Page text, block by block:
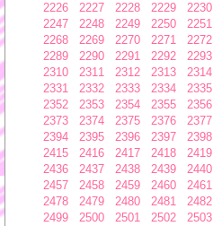
2226
2227 2228 2229 2230
2247
2248 2249 2250 2251
2268
2269 2270 2271 2272
2289
2290 2291 2292 2293
2310
2311 2312 2313 2314
2331
2332 2333 2334 2335
2352
2353 2354 2355 2356
2373
2374 2375 2376 2377
2394
2395 2396 2397 2398
2415
2416 2417 2418 2419
2436
2437 2438 2439 2440
2457
2458 2459 2460 2461
2478
2479 2480 2481 2482
2499
2500 2501 2502 2503